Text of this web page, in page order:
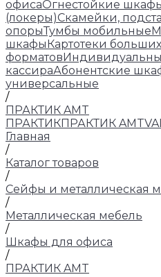
офисаОгнестойкие
(локеры)Скамейки,
опорыТумбы мобильные
шкафыКартотеки больших
форматов
кассираАбонентские
универсальные
/
ПРАКТИК AMT
ПРАКТИКПРАКТИК AMT
Главная
/
Каталог товаров
/
Сейфы и металлическая
/
Металлическая мебель
/
Шкафы для офиса
/
ПРАКТИК AMT